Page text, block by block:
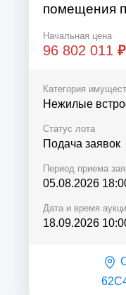
помещения
по адресу:
Начальная цена
96 802 011 ₽
Категория
Нежилые
Статус лота
Подача заявок
Период приема
05.08.2026
Дата и время
18.09.2026